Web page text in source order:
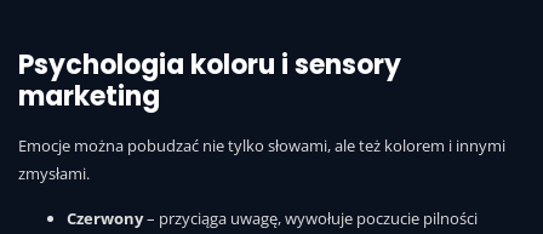
Psychologia koloru i sensory
marketing
Emocje można pobudzać nie tylko słowami, ale też kolorem i innymi
zmysłami.
Czerwony– przyciąga uwagę, wywołuje poczucie pilności